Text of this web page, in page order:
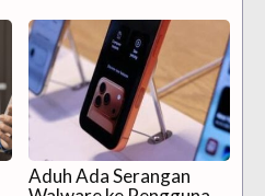
Aduh Ada Serangan